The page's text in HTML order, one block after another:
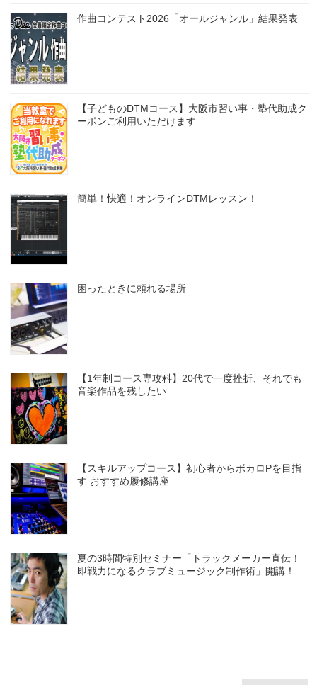
作曲コンテスト2026「オールジャンル」結果発表
【子どものDTMコース】大阪市習い事・塾代助成ク
ーポンご利用いただけます
簡単！快適！オンラインDTMレッスン！
困ったときに頼れる場所
【1年制コース専攻科】20代で一度挫折、それでも
音楽作品を残したい
【スキルアップコース】初心者からボカロPを目指
す おすすめ履修講座
夏の3時間特別セミナー「トラックメーカー直伝！
即戦力になるクラブミュージック制作術」開講！